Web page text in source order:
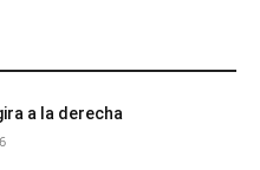
a la derecha